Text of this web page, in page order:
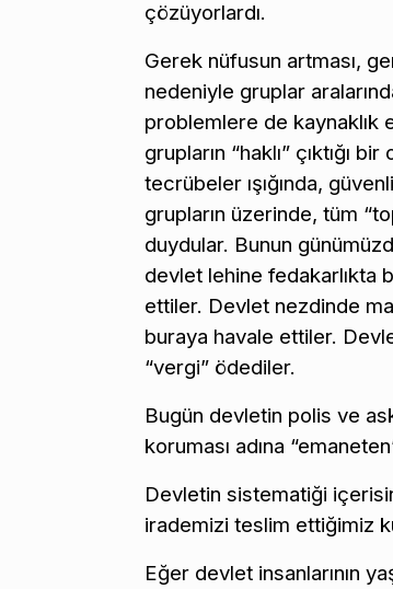
çözüyorlardı.
Gerek nüfusun artması,
nedeniyle gruplar
problemlere de kaynaklık
grupların “haklı” çıktığı
tecrübeler ışığında,
grupların üzerinde, tüm
duydular. Bunun
devlet lehine fedakarlıkta
ettiler. Devlet nezdinde
buraya havale ettiler.
“vergi” ödediler.
Bugün devletin polis ve
koruması adına
Devletin sistematiği
irademizi teslim ettiğimiz
Eğer devlet insanlarının